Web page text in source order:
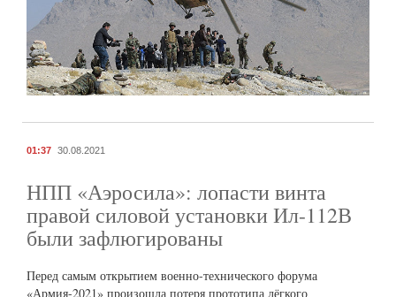
01:37 30.08.2021
НПП «Аэросила»: лопасти винта
правой силовой установки Ил-112В
были зафлюгированы
Перед самым открытием военно-технического форума
«Армия-2021» произошла потеря прототипа лёгкого